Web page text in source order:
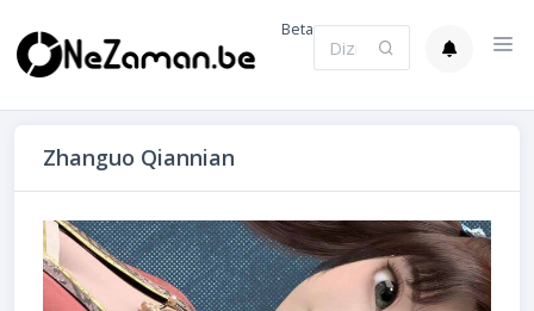
Beta
Zhanguo Qiannian